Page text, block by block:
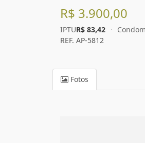
R$ 3.900,00
IPTUR$ 83,42 ·
REF. AP-5812
Fotos